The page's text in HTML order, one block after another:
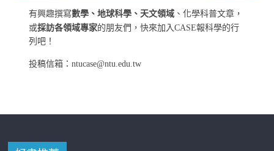
有興趣撰寫數學、地球科學、天文領域 、化學科普文章，
或採訪各領域專家的朋友們，快來加入CASE報科學的行
列吧！
投稿信箱：ntucase@ntu.edu.tw